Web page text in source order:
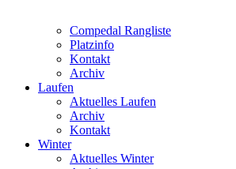
Compedal Rangliste
Platzinfo
Kontakt
Archiv
Laufen
Aktuelles Laufen
Archiv
Kontakt
Winter
Aktuelles Winter